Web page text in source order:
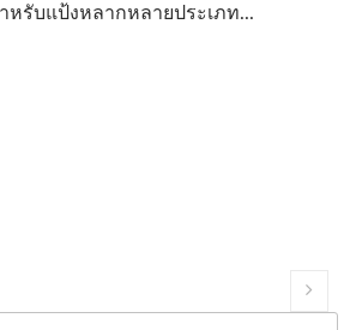
หรับแป้งหลากหลายประเภท...